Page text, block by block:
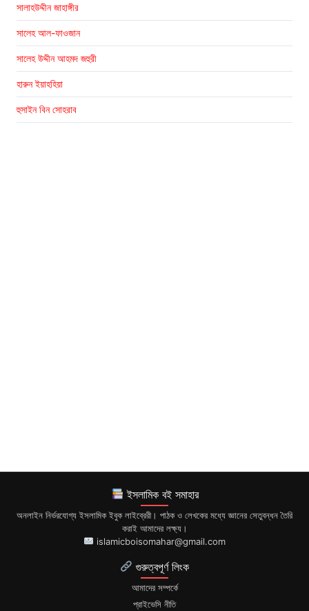
সালাহউদ্দীন জাহাঙ্গীর
সালেহ আল-ফাওজান
সালেহ উদ্দীন আহমদ জহুরী
হারুন ইয়াহহিয়া
হুসাইন বিন সোহরাব
ইসলামিক বই সমাহার
অনলাইন নির্ভরযোগ্য ইসলামিক ইবুক লাইব্রেরী। পাঠক ও লেখকের মধ্যে জ্ঞানের সেতুবন্ধন তৈরি
করাই আমাদের লক্ষ্য।
islamicboisomahar@gmail.com
গুরুত্বপূর্ণ লিংক
আমাদের সম্পর্কে
প্রাইভেসি নীতি